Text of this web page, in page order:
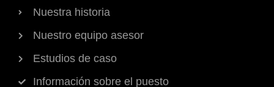
Nuestra historia
Nuestro equipo asesor
Estudios de caso
Información sobre el puesto